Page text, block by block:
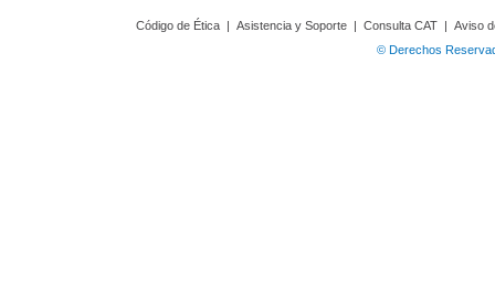
Código de Ética | Asistencia y Soporte | Consulta CAT | Aviso
© Derechos